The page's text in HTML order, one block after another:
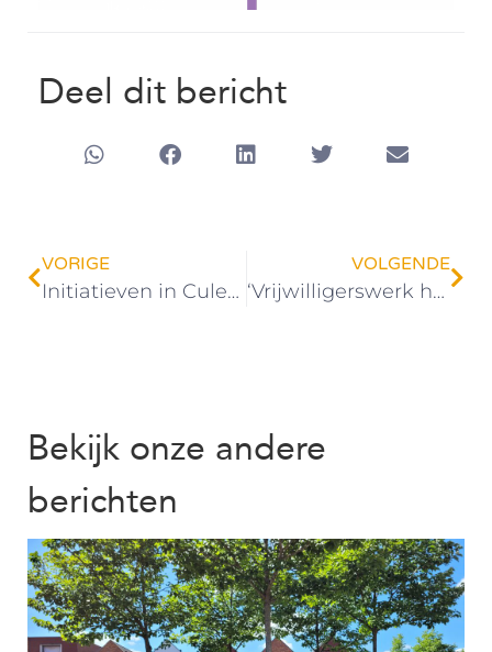
Deel dit bericht
VORIGE
Initiatieven in Culemborg rondom Coronavirus
VOLGENDE
‘Vrijwilligerswerk houdt me gelukkig!’
Bekijk onze andere
berichten